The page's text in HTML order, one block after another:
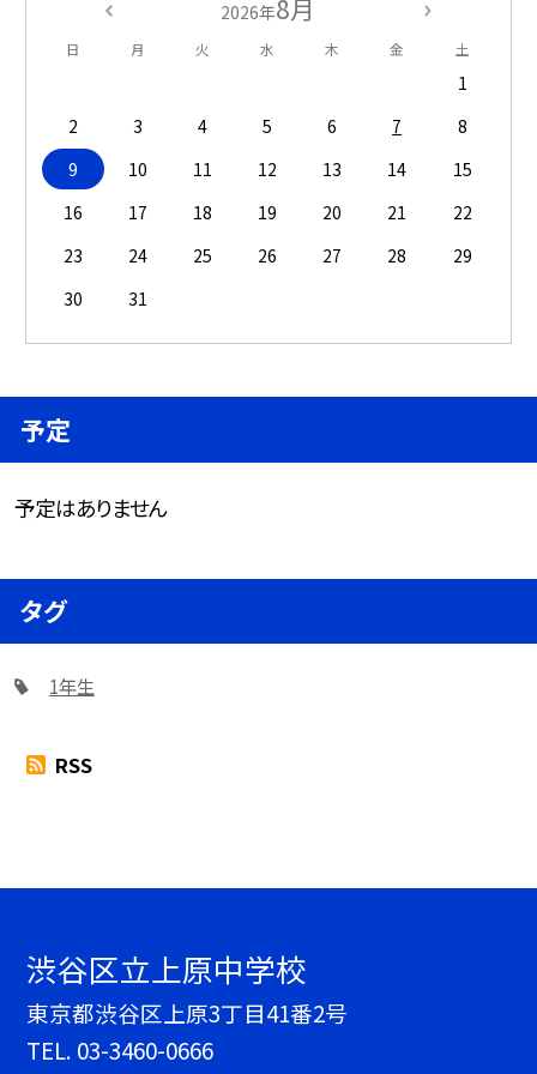
2026年8月
日 月 火 水 木 金 土
1
2
3 4 5 6 7
8
9
10 11 12 13 14
15
16
17 18 19 20 21
22
23
24 25 26 27 28
29
30
31
予定
予定はありません
タグ
1年生
RSS
渋谷区立上原中学校
東京都渋谷区上原3丁目41番2号
TEL. 03-3460-0666